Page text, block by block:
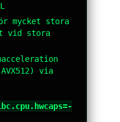
mycket stora
vid stora
via